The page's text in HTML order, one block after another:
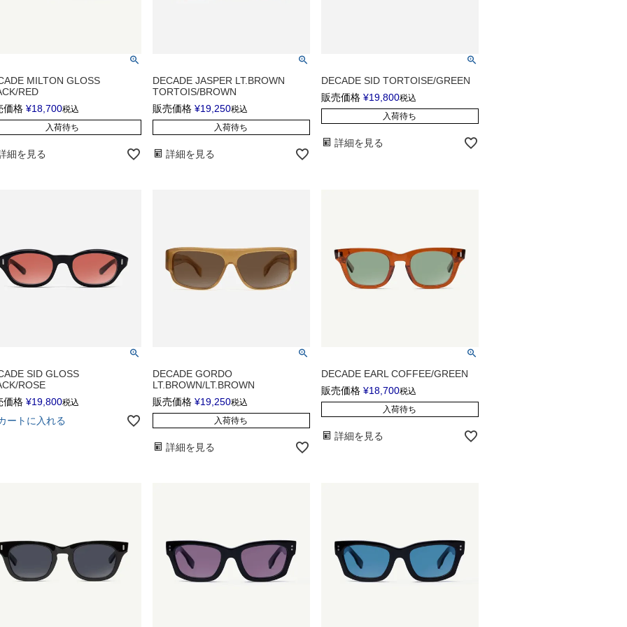
MILTON GLOSS
RED
価格 ¥18,700税込
入荷待ち
細を見る
DECADE JASPER LT.BROWN
TORTOIS/BROWN
販売価格 ¥19,250税込
入荷待ち
詳細を見る
DECADE SID TORTOISE/GREEN
販売価格 ¥19,800税込
入荷待ち
詳細を見る
SID GLOSS
ROSE
価格 ¥19,800税込
ートに入れる
DECADE GORDO
LT.BROWN/LT.BROWN
販売価格 ¥19,250税込
入荷待ち
詳細を見る
DECADE EARL COFFEE/GREEN
販売価格 ¥18,700税込
入荷待ち
詳細を見る